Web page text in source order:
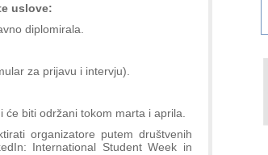
uslove:
diplomirala.
za prijavu i intervju).
biti održani tokom marta i aprila.
organizatore putem društvenih
International Student Week in